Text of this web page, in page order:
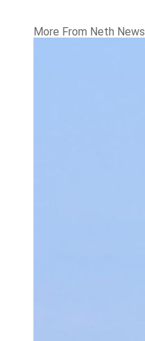
More From Neth News